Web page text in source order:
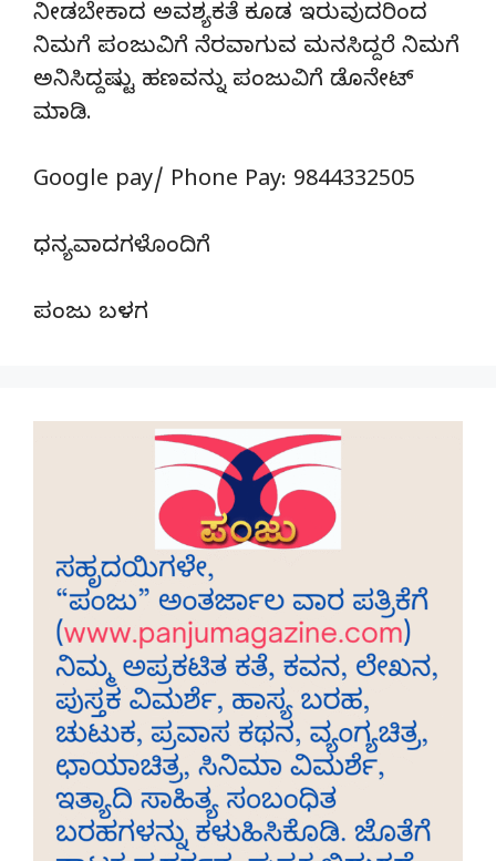
ನೀಡಬೇಕಾದ ಅವಶ್ಯಕತೆ ಕೂಡ ಇರುವುದರಿಂದ
ನಿಮಗೆ ಪಂಜುವಿಗೆ ನೆರವಾಗುವ ಮನಸಿದ್ದರೆ ನಿಮಗೆ
ಅನಿಸಿದ್ದಷ್ಟು ಹಣವನ್ನು ಪಂಜುವಿಗೆ ಡೊನೇಟ್‌
ಮಾಡಿ.
Google pay/ Phone Pay: 9844332505
ಧನ್ಯವಾದಗಳೊಂದಿಗೆ
ಪಂಜು ಬಳಗ